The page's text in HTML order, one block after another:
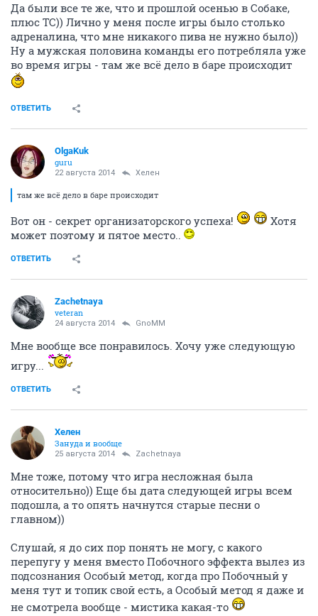
Да были все те же, что и прошлой осенью в Собаке,
плюс ТС)) Лично у меня после игры было столько
адреналина, что мне никакого пива не нужно было))
Ну а мужская половина команды его потребляла уже
во время игры - там же всё дело в баре происходит
ОТВЕТИТЬ
OlgaKuk
guru
22 августа 2014 Хелен
там же всё дело в баре происходит
Вот он - секрет организаторского успеха!
Хотя
может поэтому и пятое место..
ОТВЕТИТЬ
Zachetnaya
veteran
24 августа 2014 GnoMM
Мне вообще все понравилось. Хочу уже следующую
игру...
ОТВЕТИТЬ
Хелен
Зануда и вообще
25 августа 2014 Zachetnaya
Мне тоже, потому что игра несложная была
относительно)) Еще бы дата следующей игры всем
подошла, а то опять начнутся старые песни о
главном))
Слушай, я до сих пор понять не могу, с какого
перепугу у меня вместо Побочного эффекта вылез из
подсознания Особый метод, когда про Побочный у
меня тут и топик свой есть, а Особый метод я даже и
не смотрела вообще - мистика какая-то